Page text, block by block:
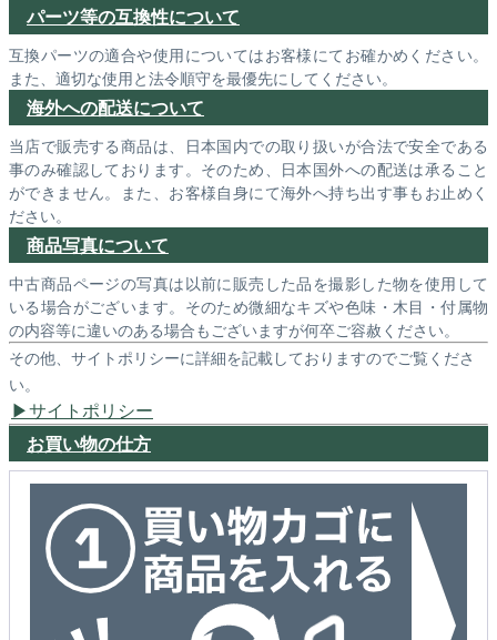
パーツ等の互換性について
互換パーツの適合や使用についてはお客様にてお確かめください。
また、適切な使用と法令順守を最優先にしてください。
海外への配送について
当店で販売する商品は、日本国内での取り扱いが合法で安全である
事のみ確認しております。そのため、日本国外への配送は承ること
ができません。また、お客様自身にて海外へ持ち出す事もお止めく
ださい。
商品写真について
中古商品ページの写真は以前に販売した品を撮影した物を使用して
いる場合がございます。そのため微細なキズや色味・木目・付属物
の内容等に違いのある場合もございますが何卒ご容赦ください。
その他、サイトポリシーに詳細を記載しておりますのでご覧くださ
い。
サイトポリシー
お買い物の仕方